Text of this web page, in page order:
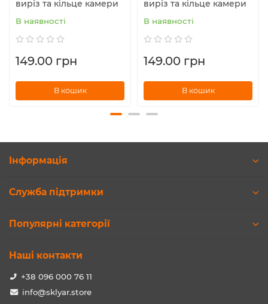
виріз та кільце камери
В наявності
149.00 грн
В кошик
виріз та кільце камери
В наявності
149.00 грн
В кошик
Інформація
Служба підтримки
Популярні категорії
Наші контакти
+38 096 000 76 11
info@sklyar.store